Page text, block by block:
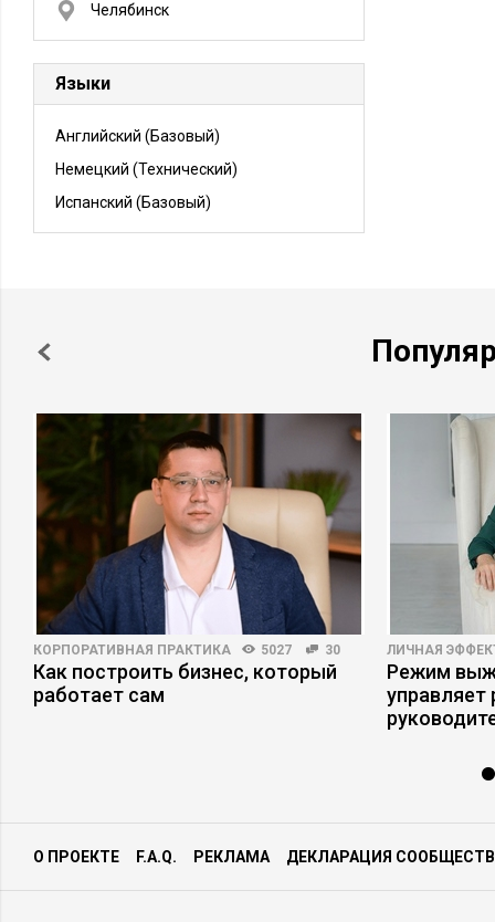
Челябинск
Языки
Английский (Базовый)
Немецкий (Технический)
Испанский (Базовый)
КОРПОРАТИВНАЯ ПРАКТИКА 5027 30
Как построить бизнес, который
работает сам
ЛИЧНАЯ
Режим
О ПРОЕКТЕ F.A.Q. РЕКЛАМА ДЕКЛАРАЦИЯ